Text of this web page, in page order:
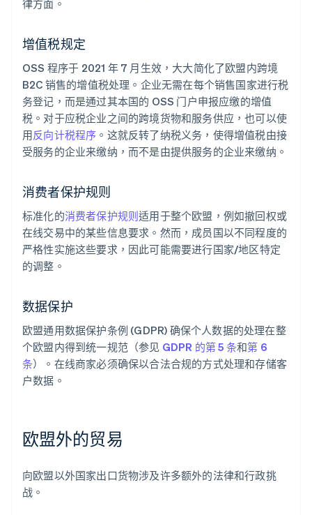
律方面。
增值税规定
OSS 程序于 2021 年 7 月生效，大大简化了欧盟内跨境
B2C 销售的增值税处理。企业无需在每个销售国家进行税
务登记，而是通过其本国的 OSS 门户申报应缴的增值
税。对于应税企业之间的跨境货物和服务供应，也可以使
用反向计税程序 。这就反转了纳税义务，使得增值税由接
受服务的企业来缴纳，而不是由提供服务的企业来缴纳。
消费者保护规则
标准化的消费者保护规则适用于整个欧盟，例如撤回权或
在线交易中的某些信息要求。然而，成员国以不同程度的
严格性实施这些要求，因此可能需要进行国家/地区特定
的调整。
数据保护
欧盟通用数据保护条例 (GDPR) 确保个人数据的处理在整
个欧盟内得到统一规范（参见 GDPR 的第 5 条和第 6
条）。在线商家必须确保以合法合规的方式处理和存储客
户数据。
欧盟外的贸易
向欧盟以外国家出口货物涉及许多额外的法律和行政挑
战。